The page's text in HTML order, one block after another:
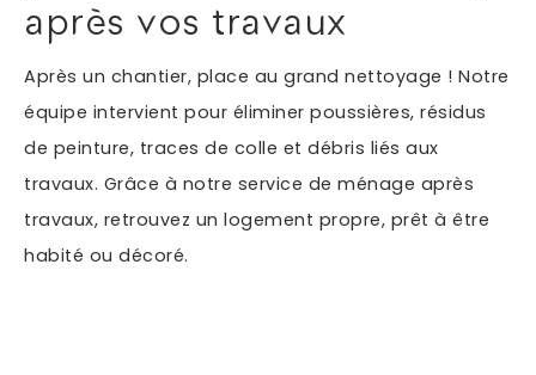
après vos travaux
Après un chantier, place au grand nettoyage ! Notre
équipe intervient pour éliminer poussières, résidus
de peinture, traces de colle et débris liés aux
travaux. Grâce à notre service de ménage après
travaux, retrouvez un logement propre, prêt à être
habité ou décoré.
En soumettant ce formulaire, j'accepte que les
informations saisies soient exploitées dans le cadre